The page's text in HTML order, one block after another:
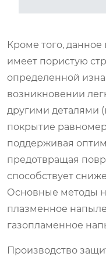
Кроме того,
имеет пористую
определенной
возникновении
другими деталями
покрытие
поддерживая
предотвращая
способствует
Основные методы
плазменное
газопламенное
Производство